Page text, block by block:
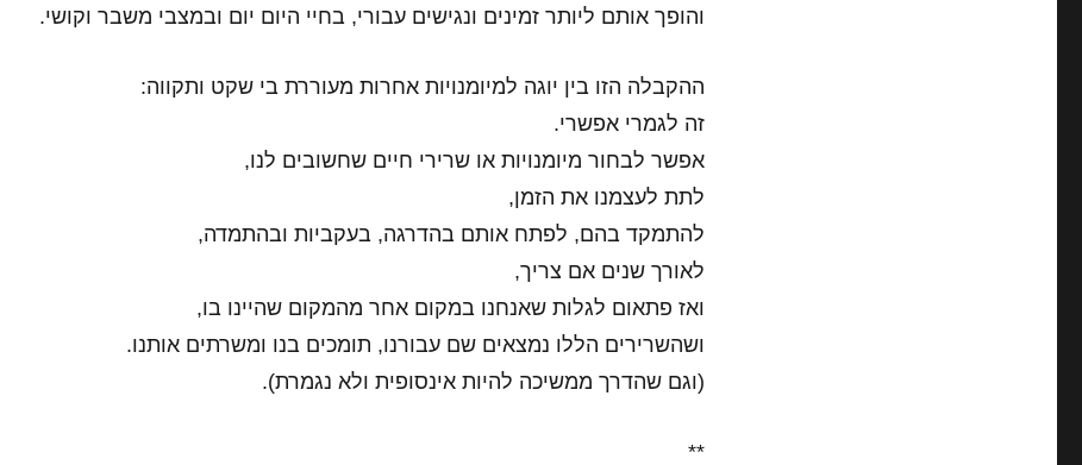
והופך אותם ליותר זמינים ונגישים עבורי, בחיי היום יום ובמצבי משבר וקושי.
ההקבלה הזו בין יוגה למיומנויות אחרות מעוררת בי שקט ותקווה:
זה לגמרי אפשרי.
אפשר לבחור מיומנויות או שרירי חיים שחשובים לנו,
לתת לעצמנו את הזמן,
להתמקד בהם, לפתח אותם בהדרגה, בעקביות ובהתמדה,
לאורך שנים אם צריך,
ואז פתאום לגלות שאנחנו במקום אחר מהמקום שהיינו בו,
ושהשרירים הללו נמצאים שם עבורנו, תומכים בנו ומשרתים אותנו.
(וגם שהדרך ממשיכה להיות אינסופית ולא נגמרת).
**